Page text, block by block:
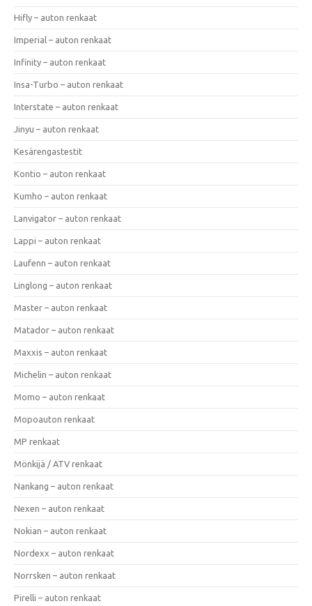
Hifly – auton renkaat
Imperial – auton renkaat
Infinity – auton renkaat
Insa-Turbo – auton renkaat
Interstate – auton renkaat
Jinyu – auton renkaat
Kesärengastestit
Kontio – auton renkaat
Kumho – auton renkaat
Lanvigator – auton renkaat
Lappi – auton renkaat
Laufenn – auton renkaat
Linglong – auton renkaat
Master – auton renkaat
Matador – auton renkaat
Maxxis – auton renkaat
Michelin – auton renkaat
Momo – auton renkaat
Mopoauton renkaat
MP renkaat
Mönkijä / ATV renkaat
Nankang – auton renkaat
Nexen – auton renkaat
Nokian – auton renkaat
Nordexx – auton renkaat
Norrsken – auton renkaat
Pirelli – auton renkaat